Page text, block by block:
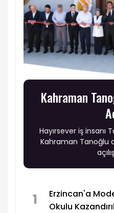
Kahraman
Hayırsever iş insanı
Kahraman Tanoğlu
1
Erzincan'a
Okulu